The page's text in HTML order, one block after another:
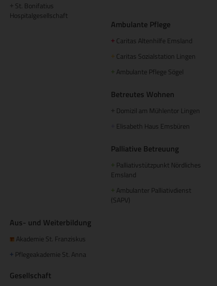
St. Bonifatius
Hospitalgesellschaft
Ambulante Pflege
+ Caritas Altenhilfe Emsland
+ Caritas Sozialstation Lingen
+ Ambulante Pflege Sögel
Betreutes Wohnen
Domizil am Mühlentor Lingen
Elisabeth Haus Emsbüren
Palliative Betreuung
+ Palliativstützpunkt Nördliches
Emsland
+ Ambulanter Palliativdienst
(SAPV)
Aus- und Weiterbildung
Akademie St. Franziskus
+ Pflegeakademie St. Anna
Gesellschaft